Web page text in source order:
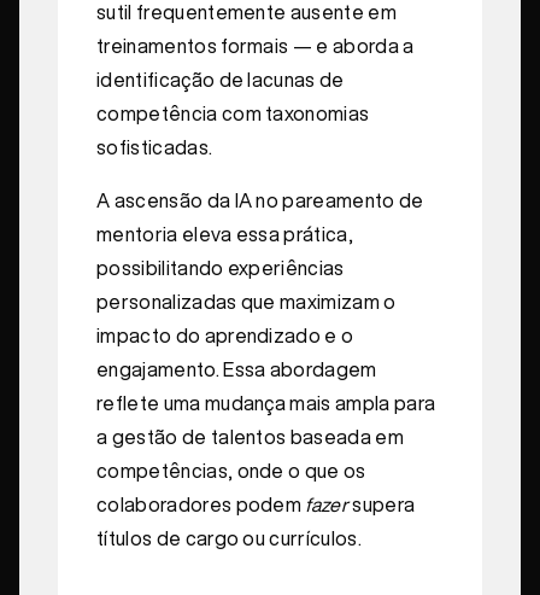
sutil frequentemente ausente em
treinamentos formais — e aborda a
identificação de lacunas de
competência com taxonomias
sofisticadas.
A ascensão da IA no pareamento de
mentoria eleva essa prática,
possibilitando experiências
personalizadas que maximizam o
impacto do aprendizado e o
engajamento. Essa abordagem
reflete uma mudança mais ampla para
a gestão de talentos baseada em
competências, onde o que os
colaboradores podem fazersupera
títulos de cargo ou currículos.